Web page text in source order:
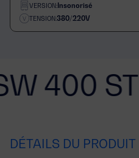
VERSION:Insonorisé
TENSION:380/220V
400 ST
DÉTAILS DU PRODUIT